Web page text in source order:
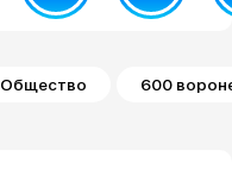
Общество 600